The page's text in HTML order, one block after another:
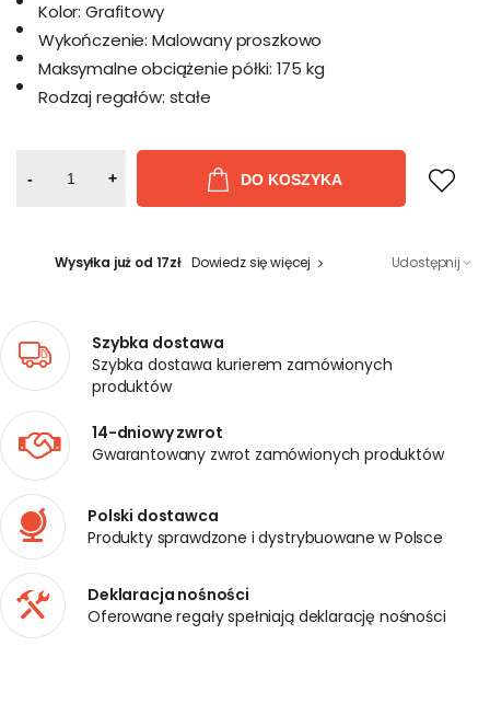
Kolor: Grafitowy
Wykończenie: Malowany proszkowo
Maksymalne obciążenie półki: 175 kg
Rodzaj regałów: stałe
- + DO KOSZYKA
Wysyłka już od 17zł Dowiedz się więcej Udostępnij
Szybka dostawa
Szybka dostawa kurierem zamówionych
produktów
14-dniowy zwrot
Gwarantowany zwrot zamówionych produktów
Polski dostawca
Produkty sprawdzone i dystrybuowane w Polsce
Deklaracja nośności
Oferowane regały spełniają deklarację nośności